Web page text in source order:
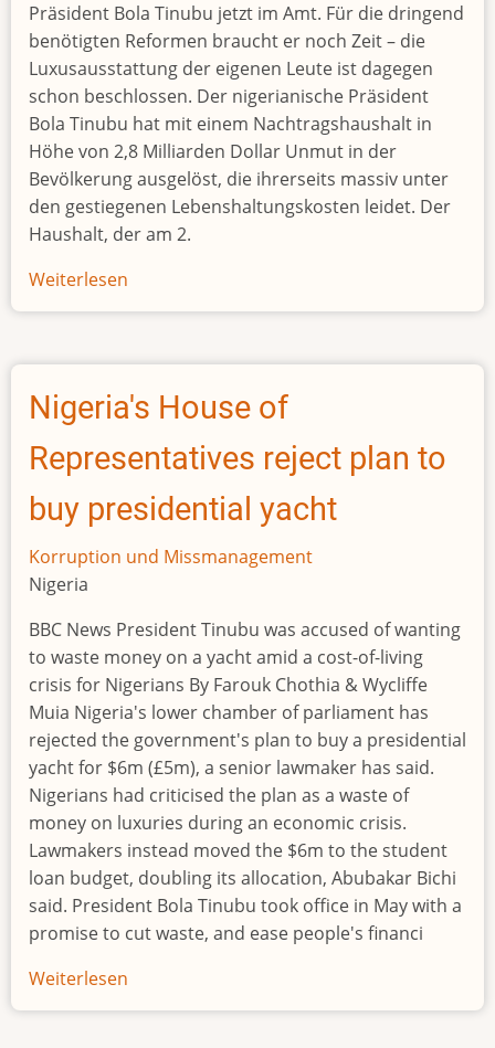
Präsident Bola Tinubu jetzt im Amt. Für die dringend
benötigten Reformen braucht er noch Zeit – die
Luxusausstattung der eigenen Leute ist dagegen
schon beschlossen. Der nigerianische Präsident
Bola Tinubu hat mit einem Nachtragshaushalt in
Höhe von 2,8 Milliarden Dollar Unmut in der
Bevölkerung ausgelöst, die ihrerseits massiv unter
den gestiegenen Lebenshaltungskosten leidet. Der
Haushalt, der am 2.
Weiterlesen
Nigerias
sorgt
mit
Millionenausgaben
Ärger
in
der
Bevölkerung
Nigeria's House of
Representatives reject plan to
buy presidential yacht
Korruption und Missmanagement
Nigeria
BBC News President Tinubu was accused of wanting
to waste money on a yacht amid a cost-of-living
crisis for Nigerians By Farouk Chothia & Wycliffe
Muia Nigeria's lower chamber of parliament has
rejected the government's plan to buy a presidential
yacht for $6m (£5m), a senior lawmaker has said.
Nigerians had criticised the plan as a waste of
money on luxuries during an economic crisis.
Lawmakers instead moved the $6m to the student
loan budget, doubling its allocation, Abubakar Bichi
said. President Bola Tinubu took office in May with a
promise to cut waste, and ease people's financi
Weiterlesen
Nigeria's